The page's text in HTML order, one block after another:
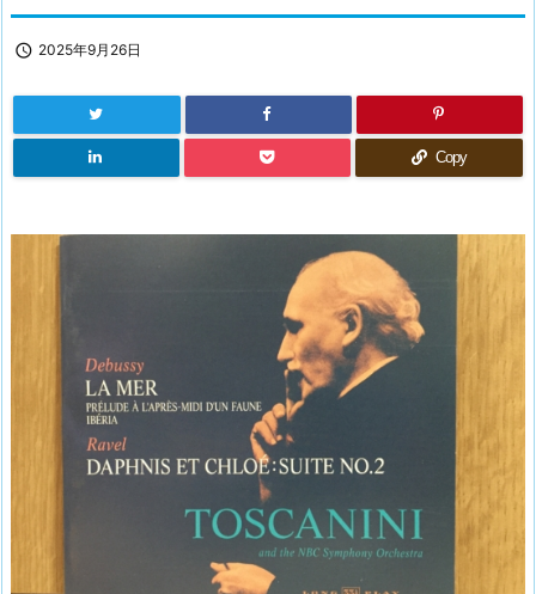
検索
 2025年9月26日
Copy